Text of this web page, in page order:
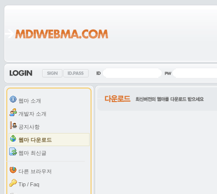
웹마 소개
개발자 소개
공지사항
웹마 다운로드
웹마 최신글
다른 브라우저
Tip / Faq